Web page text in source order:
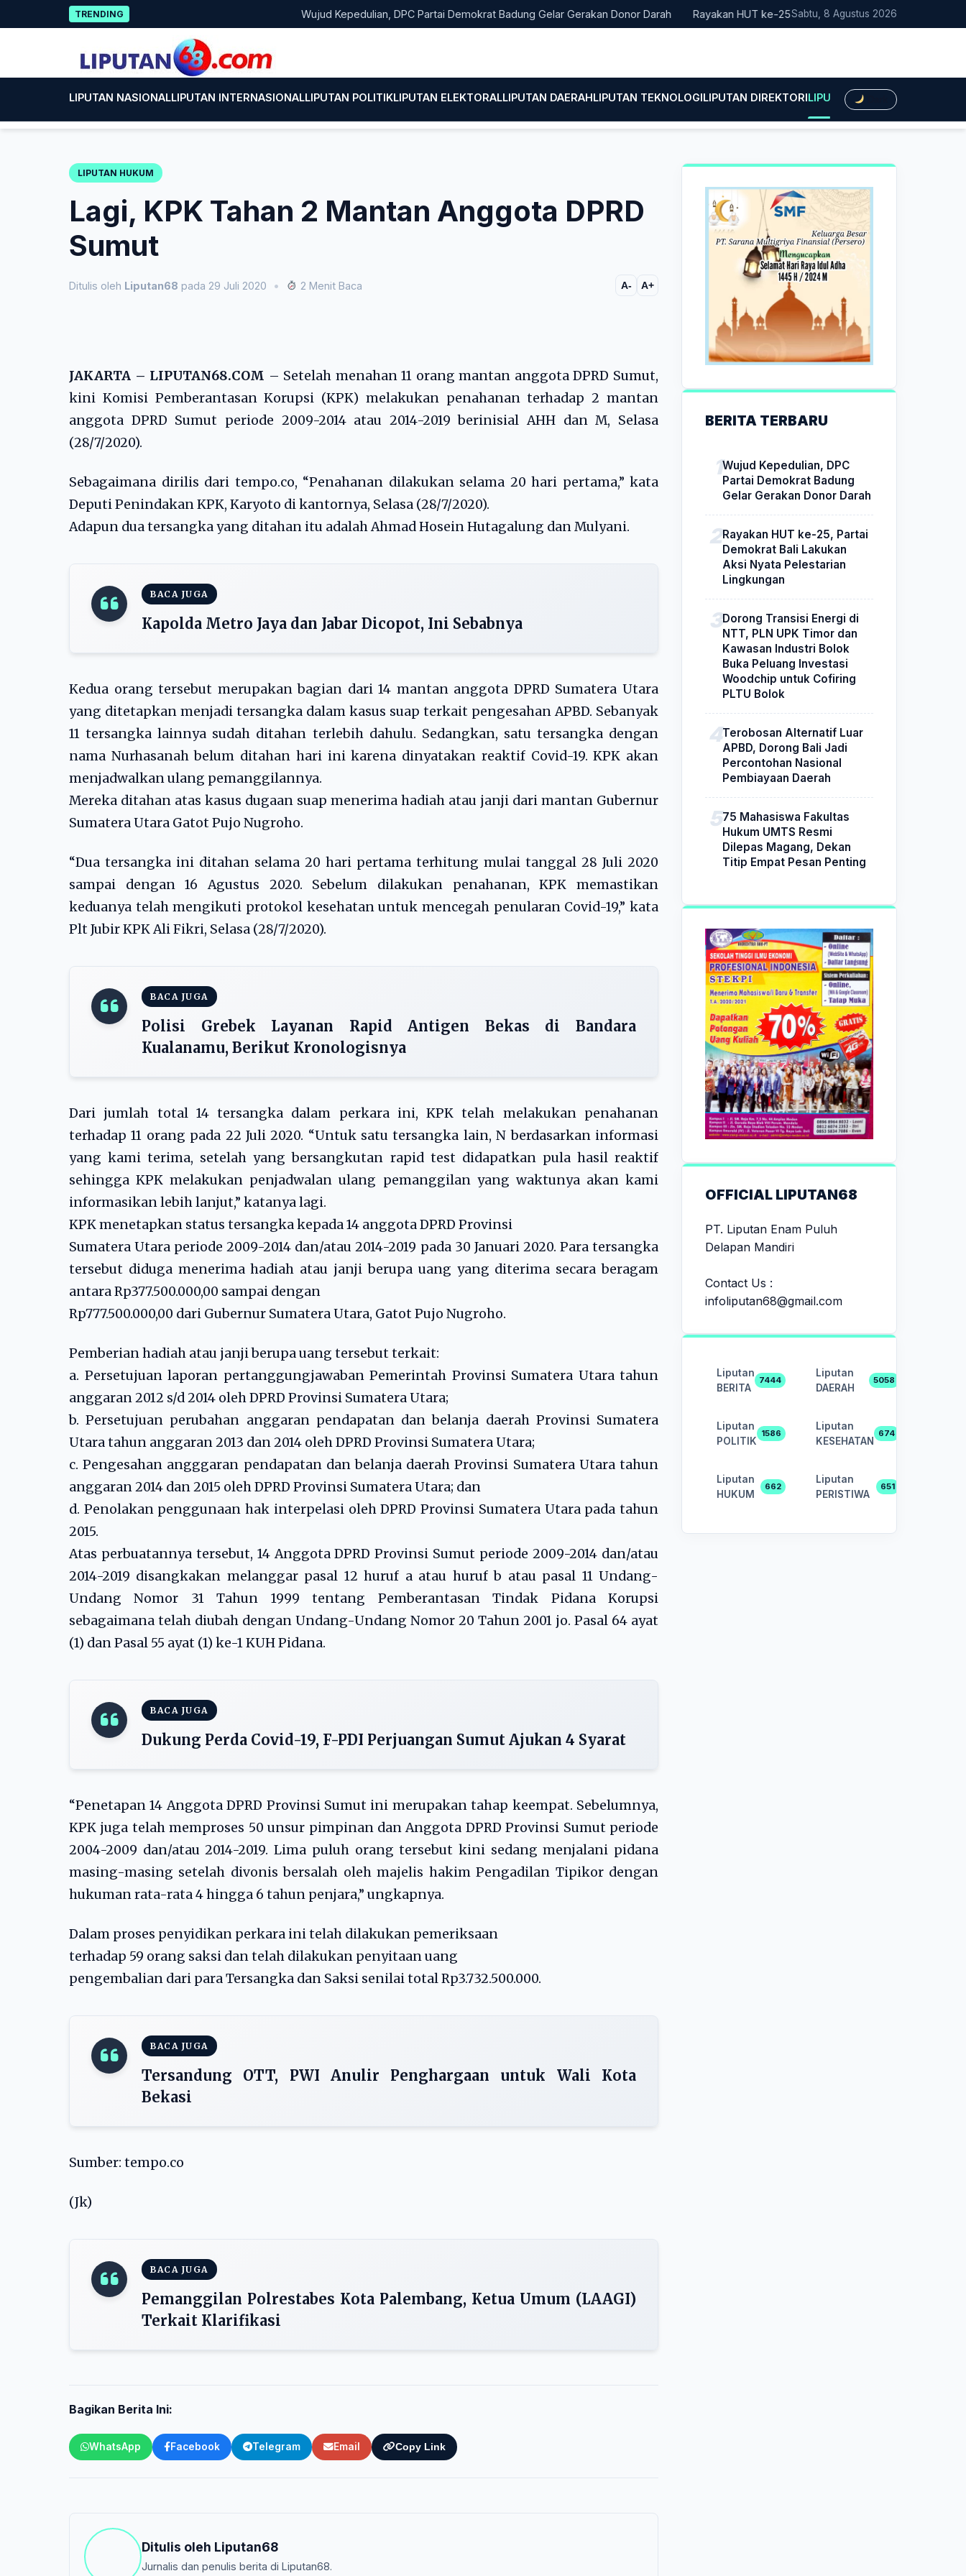
to
TRENDING Wujud Kepedulian, DPC Partai Demokrat Badung Gelar Gerakan Donor Darah Rayakan HUT ke-25, Partai Demokrat Bali Lakukan Aksi Nyata
Sabtu, 8 Agustus 2026
LIPUTAN NASIONALLIPUTAN INTERNASIONALLIPUTAN POLITIKLIPUTAN ELEKTORALLIPUTAN DAERAHLIPUTAN TEKNOLOGILIPUTAN DIREKTORILIPUTAN HUKUMLIPUTAN
LIPUTAN HUKUM
Lagi, KPK Tahan 2 Mantan Anggota DPRD
Sumut
Ditulis oleh Liputan68 pada 29 Juli 2020 • 2 Menit Baca A- A+
JAKARTA – LIPUTAN68.COM – Setelah menahan 11 orang mantan anggota DPRD Sumut,
kini Komisi Pemberantasan Korupsi (KPK) melakukan penahanan terhadap 2 mantan
anggota DPRD Sumut periode 2009-2014 atau 2014-2019 berinisial AHH dan M, Selasa
(28/7/2020).
Sebagaimana dirilis dari tempo.co, “Penahanan dilakukan selama 20 hari pertama,” kata
Deputi Penindakan KPK, Karyoto di kantornya, Selasa (28/7/2020).
Adapun dua tersangka yang ditahan itu adalah Ahmad Hosein Hutagalung dan Mulyani.
BACA JUGA
Kapolda Metro Jaya dan Jabar Dicopot, Ini Sebabnya
Kedua orang tersebut merupakan bagian dari 14 mantan anggota DPRD Sumatera Utara
yang ditetapkan menjadi tersangka dalam kasus suap terkait pengesahan APBD. Sebanyak
11 tersangka lainnya sudah ditahan terlebih dahulu. Sedangkan, satu tersangka dengan
nama Nurhasanah belum ditahan hari ini karena dinyatakan reaktif Covid-19. KPK akan
menjadwalkan ulang pemanggilannya.
Mereka ditahan atas kasus dugaan suap menerima hadiah atau janji dari mantan Gubernur
Sumatera Utara Gatot Pujo Nugroho.
“Dua tersangka ini ditahan selama 20 hari pertama terhitung mulai tanggal 28 Juli 2020
sampai dengan 16 Agustus 2020. Sebelum dilakukan penahanan, KPK memastikan
keduanya telah mengikuti protokol kesehatan untuk mencegah penularan Covid-19,” kata
Plt Jubir KPK Ali Fikri, Selasa (28/7/2020).
BACA JUGA
Polisi Grebek Layanan Rapid Antigen Bekas di Bandara
Kualanamu, Berikut Kronologisnya
Dari jumlah total 14 tersangka dalam perkara ini, KPK telah melakukan penahanan
terhadap 11 orang pada 22 Juli 2020. “Untuk satu tersangka lain, N berdasarkan informasi
yang kami terima, setelah yang bersangkutan rapid test didapatkan pula hasil reaktif
sehingga KPK melakukan penjadwalan ulang pemanggilan yang waktunya akan kami
informasikan lebih lanjut,” katanya lagi.
KPK menetapkan status tersangka kepada 14 anggota DPRD Provinsi
Sumatera Utara periode 2009-2014 dan/atau 2014-2019 pada 30 Januari 2020. Para tersangka
tersebut diduga menerima hadiah atau janji berupa uang yang diterima secara beragam
antara Rp377.500.000,00 sampai dengan
Rp777.500.000,00 dari Gubernur Sumatera Utara, Gatot Pujo Nugroho.
Pemberian hadiah atau janji berupa uang tersebut terkait:
a. Persetujuan laporan pertanggungjawaban Pemerintah Provinsi Sumatera Utara tahun
anggaran 2012 s/d 2014 oleh DPRD Provinsi Sumatera Utara;
b. Persetujuan perubahan anggaran pendapatan dan belanja daerah Provinsi Sumatera
Utara tahun anggaran 2013 dan 2014 oleh DPRD Provinsi Sumatera Utara;
c. Pengesahan angggaran pendapatan dan belanja daerah Provinsi Sumatera Utara tahun
anggaran 2014 dan 2015 oleh DPRD Provinsi Sumatera Utara; dan
d. Penolakan penggunaan hak interpelasi oleh DPRD Provinsi Sumatera Utara pada tahun
2015.
Atas perbuatannya tersebut, 14 Anggota DPRD Provinsi Sumut periode 2009-2014 dan/atau
2014-2019 disangkakan melanggar pasal 12 huruf a atau huruf b atau pasal 11 Undang-
Undang Nomor 31 Tahun 1999 tentang Pemberantasan Tindak Pidana Korupsi
sebagaimana telah diubah dengan Undang-Undang Nomor 20 Tahun 2001 jo. Pasal 64 ayat
(1) dan Pasal 55 ayat (1) ke-1 KUH Pidana.
BACA JUGA
Dukung Perda Covid-19, F-PDI Perjuangan Sumut Ajukan 4 Syarat
“Penetapan 14 Anggota DPRD Provinsi Sumut ini merupakan tahap keempat. Sebelumnya,
KPK juga telah memproses 50 unsur pimpinan dan Anggota DPRD Provinsi Sumut periode
2004-2009 dan/atau 2014-2019. Lima puluh orang tersebut kini sedang menjalani pidana
masing-masing setelah divonis bersalah oleh majelis hakim Pengadilan Tipikor dengan
hukuman rata-rata 4 hingga 6 tahun penjara,” ungkapnya.
Dalam proses penyidikan perkara ini telah dilakukan pemeriksaan
terhadap 59 orang saksi dan telah dilakukan penyitaan uang
pengembalian dari para Tersangka dan Saksi senilai total Rp3.732.500.000.
BACA JUGA
Tersandung OTT, PWI Anulir Penghargaan untuk Wali Kota
Bekasi
Sumber: tempo.co
(Jk)
BACA JUGA
Pemanggilan Polrestabes Kota Palembang, Ketua Umum (LAAGI)
Terkait Klarifikasi
Bagikan Berita Ini:
WhatsApp Facebook Telegram Email Copy Link
Ditulis oleh Liputan68
Jurnalis dan penulis berita di Liputan68.
BERITA TERBARU
Wujud Kepedulian, DPC
Partai Demokrat Badung
Gelar Gerakan Donor Darah
Rayakan HUT ke-25, Partai
Demokrat Bali Lakukan
Aksi Nyata Pelestarian
Lingkungan
Dorong Transisi Energi di
NTT, PLN UPK Timor dan
Kawasan Industri Bolok
Buka Peluang Investasi
Woodchip untuk Cofiring
PLTU Bolok
Terobosan Alternatif Luar
APBD, Dorong Bali Jadi
Percontohan Nasional
Pembiayaan Daerah
75 Mahasiswa Fakultas
Hukum UMTS Resmi
Dilepas Magang, Dekan
Titip Empat Pesan Penting
OFFICIAL LIPUTAN68
PT. Liputan Enam Puluh
Delapan Mandiri
Contact Us :
infoliputan68@gmail.com
Liputan
BERITA
7444
Liputan
DAERAH
5058
Liputan
POLITIK
1586
Liputan
KESEHATAN
674
Liputan
HUKUM
662
Liputan
PERISTIWA
651